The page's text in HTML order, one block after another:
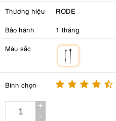
Thương hiệu RODE
Bảo hành 1 tháng
Màu sắc
Bình chọn
+
-